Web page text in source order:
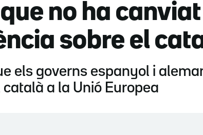
no ha
sobre el
els governs espanyol i
a la Unió Europea